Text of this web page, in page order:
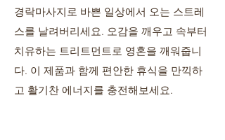
경락마사지로 바쁜 일상에서 오는 스트레
스를 날려버리세요. 오감을 깨우고 속부터
치유하는 트리트먼트로 영혼을 깨워줍니
다. 이 제품과 함께 편안한 휴식을 만끽하
고 활기찬 에너지를 충전해보세요.